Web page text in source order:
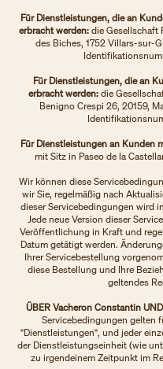
Für Dienstleistungen, die an
erbracht werden:die Gesellschaft
des Biches, 1752 Villars-sur-
Für Dienstleistungen, die an
erbracht werden: die
Benigno Crespi 26, 20159,
Für Dienstleistungen an Kunden
mit Sitz in Paseo de la
Wir können diese
wir Sie, regelmäßig nach
dieser Servicebedingungen wird
Jede neue Version dieser
Veröffentlichung in Kraft und
Datum getätigt werden.
Ihrer Servicebestellung
diese Bestellung und Ihre
geltendes
ÜBER Vacheron Constantin
Servicebedingungen gelten
"Dienstleistungen", und jeder
der Dienstleistungseinheit (wie
zu irgendeinem Zeitpunkt im